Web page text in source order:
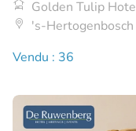
Golden Tulip
's-
Vendu : 36